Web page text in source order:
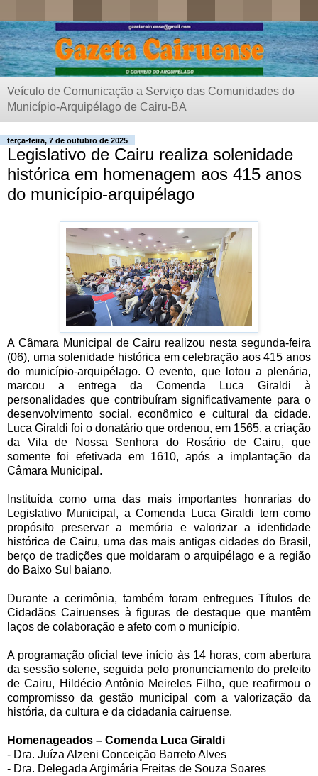
Veículo de Comunicação a Serviço das Comunidades do
Município-Arquipélago de Cairu-BA
terça-feira, 7 de outubro de 2025
Legislativo de Cairu realiza solenidade
histórica em homenagem aos 415 anos
do município-arquipélago
A Câmara Municipal de Cairu realizou nesta segunda-feira
(06), uma solenidade histórica em celebração aos 415 anos
do município-arquipélago. O evento, que lotou a plenária,
marcou a entrega da Comenda Luca Giraldi à
personalidades que contribuíram significativamente para o
desenvolvimento social, econômico e cultural da cidade.
Luca Giraldi foi o donatário que ordenou, em 1565, a criação
da Vila de Nossa Senhora do Rosário de Cairu, que
somente foi efetivada em 1610, após a implantação da
Câmara Municipal.
Instituída como uma das mais importantes honrarias do
Legislativo Municipal, a Comenda Luca Giraldi tem como
propósito preservar a memória e valorizar a identidade
histórica de Cairu, uma das mais antigas cidades do Brasil,
berço de tradições que moldaram o arquipélago e a região
do Baixo Sul baiano.
Durante a cerimônia, também foram entregues Títulos de
Cidadãos Cairuenses à figuras de destaque que mantêm
laços de colaboração e afeto com o município.
A programação oficial teve início às 14 horas, com abertura
da sessão solene, seguida pelo pronunciamento do prefeito
de Cairu, Hildécio Antônio Meireles Filho, que reafirmou o
compromisso da gestão municipal com a valorização da
história, da cultura e da cidadania cairuense.
Homenageados – Comenda Luca Giraldi
- Dra. Juíza Alzeni Conceição Barreto Alves
- Dra. Delegada Argimária Freitas de Souza Soares